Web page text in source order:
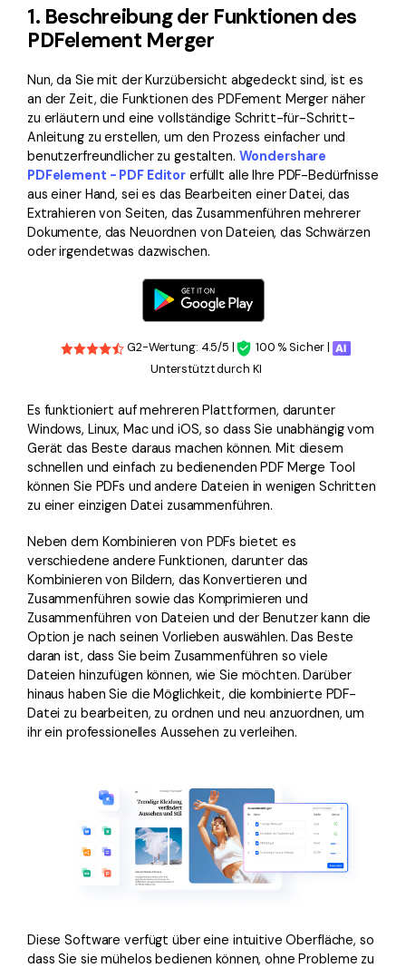
1. Beschreibung der Funktionen des
PDFelement Merger
Nun, da Sie mit der Kurzübersicht abgedeckt sind, ist es
an der Zeit, die Funktionen des PDFement Merger näher
zu erläutern und eine vollständige Schritt-für-Schritt-
Anleitung zu erstellen, um den Prozess einfacher und
benutzerfreundlicher zu gestalten. Wondershare
PDFelement - PDF Editor erfüllt alle Ihre PDF-Bedürfnisse
aus einer Hand, sei es das Bearbeiten einer Datei, das
Extrahieren von Seiten, das Zusammenführen mehrerer
Dokumente, das Neuordnen von Dateien, das Schwärzen
oder irgendetwas dazwischen.
G2-Wertung: 4.5/5 |
100 % Sicher |
Unterstützt durch KI
Es funktioniert auf mehreren Plattformen, darunter
Windows, Linux, Mac und iOS, so dass Sie unabhängig vom
Gerät das Beste daraus machen können. Mit diesem
schnellen und einfach zu bedienenden PDF Merge Tool
können Sie PDFs und andere Dateien in wenigen Schritten
zu einer einzigen Datei zusammenführen.
Neben dem Kombinieren von PDFs bietet es
verschiedene andere Funktionen, darunter das
Kombinieren von Bildern, das Konvertieren und
Zusammenführen sowie das Komprimieren und
Zusammenführen von Dateien und der Benutzer kann die
Option je nach seinen Vorlieben auswählen. Das Beste
daran ist, dass Sie beim Zusammenführen so viele
Dateien hinzufügen können, wie Sie möchten. Darüber
hinaus haben Sie die Möglichkeit, die kombinierte PDF-
Datei zu bearbeiten, zu ordnen und neu anzuordnen, um
ihr ein professionelles Aussehen zu verleihen.
Diese Software verfügt über eine intuitive Oberfläche, so
dass Sie sie mühelos bedienen können, ohne Probleme zu